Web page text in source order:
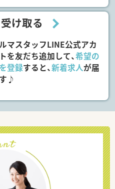
け取る
マスタッフLINE公式アカ
を友だち追加して、希望の
登録すると、新着求人が届
♪